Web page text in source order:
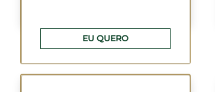
EU QUERO